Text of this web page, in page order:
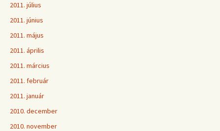
2011. július
2011. június
2011. május
2011. április
2011. március
2011. február
2011. január
2010. december
2010. november